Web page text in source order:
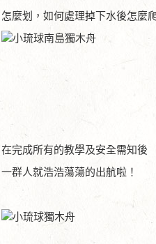
怎麼划，如何處理掉下水後怎麼
在完成所有的教學及安全需知後
一群人就浩浩蕩蕩的出航啦！